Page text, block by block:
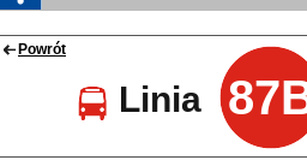
Powrót
Linia